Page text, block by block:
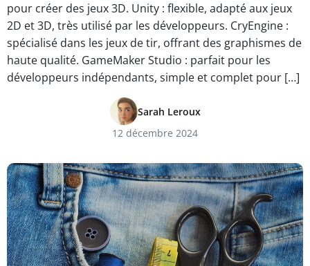
pour créer des jeux 3D. Unity : flexible, adapté aux jeux
2D et 3D, très utilisé par les développeurs. CryEngine :
spécialisé dans les jeux de tir, offrant des graphismes de
haute qualité. GameMaker Studio : parfait pour les
développeurs indépendants, simple et complet pour […]
Sarah Leroux
12 décembre 2024